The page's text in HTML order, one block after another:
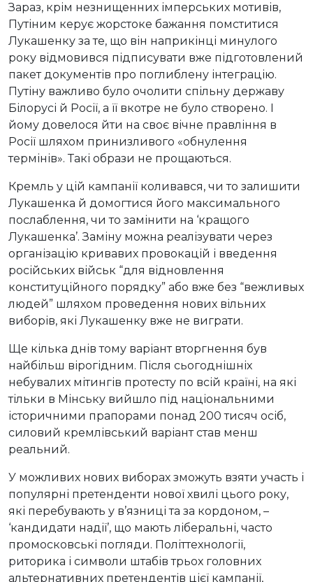
Зараз, крім незнищенних імперських мотивів,
Путіним керує жорстоке бажання помститися
Лукашенку за те, що він наприкінці минулого
року відмовився підписувати вже підготовлений
пакет документів про поглиблену інтеграцію.
Путіну важливо було очолити спільну державу
Білорусі й Росії, а її вкотре не було створено. І
йому довелося йти на своє вічне правління в
Росії шляхом принизливого «обнулення
термінів». Такі образи не прощаються.
Кремль у цій кампанії коливався, чи то залишити
Лукашенка й домогтися його максимального
послаблення, чи то замінити на ‘кращого
Лукашенка’. Заміну можна реалізувати через
організацію кривавих провокацій і введення
російських військ “для відновлення
конституційного порядку” або вже без “вежливых
людей” шляхом проведення нових вільних
виборів, які Лукашенку вже не виграти.
Ще кілька днів тому варіант вторгнення був
найбільш вірогідним. Після сьогоднішніх
небувалих мітингів протесту по всій країні, на які
тільки в Мінську вийшло під національними
історичними прапорами понад 200 тисяч осіб,
силовий кремлівський варіант став менш
реальний.
У можливих нових виборах зможуть взяти участь і
популярні претенденти нової хвилі цього року,
які перебувають у в’язниці та за кордоном, –
‘кандидати надії’, що мають ліберальні, часто
промосковські погляди. Політтехнології,
риторика і символи штабів трьох головних
альтернативних претендентів цієї кампанії,